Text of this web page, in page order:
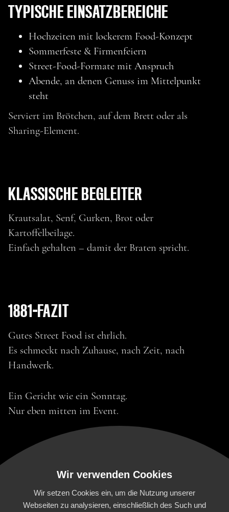
MEHR ENTDECKEN
TYPISCHE EINSATZBEREICHE
Hochzeiten mit lockerem Food-Konzept
Sommerfeste & Firmenfeiern
Street-Food-Formate mit Anspruch
Abende, an denen Genuss im Mittelpunkt
steht
Serviert im Brötchen, auf dem Brett oder als
Sharing-Element.
KLASSISCHE BEGLEITER
Krautsalat, Senf, Gurken, Brot oder
Kartoffelbeilage.
Einfach gehalten – damit der Braten spricht.
1881-FAZIT
Gutes Street Food ist ehrlich.
Es schmeckt nach Zuhause, nach Zeit, nach
Handwerk.
Ein Gericht wie ein Sonntag.
Nur eben mitten im Event.
Wir verwenden Cookies
Wir setzen Cookies ein, um die Nutzung unserer
Webseiten zu analysieren, einschließlich des Such und